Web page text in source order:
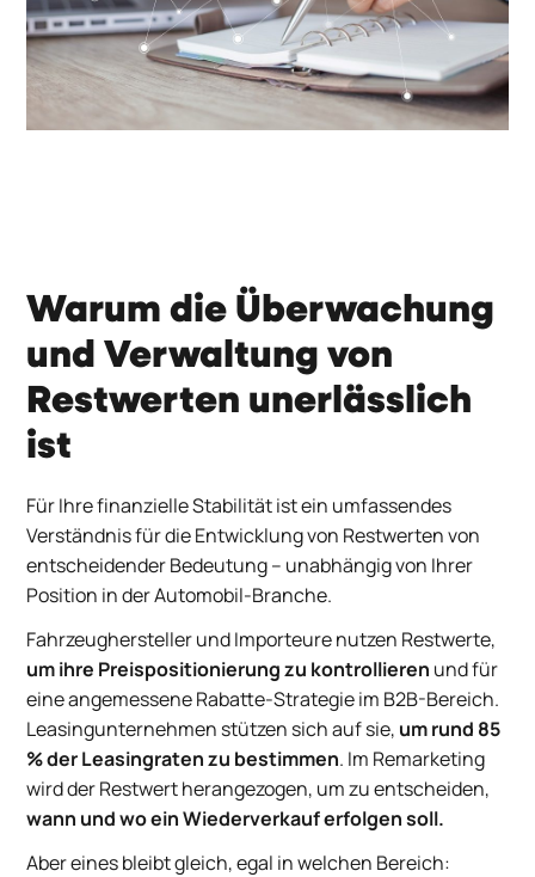
Warum die Überwachung
und Verwaltung von
Restwerten unerlässlich
ist
Für Ihre finanzielle Stabilität ist ein umfassendes
Verständnis für die Entwicklung von Restwerten von
entscheidender Bedeutung – unabhängig von Ihrer
Position in der Automobil-Branche.
Fahrzeughersteller und Importeure nutzen Restwerte,
umihre Preispositionierung zu kontrollieren und für
eine angemessene Rabatte-Strategie im B2B-Bereich.
Leasingunternehmen stützen sich auf sie, um rund 85
% der Leasingraten zu bestimmen. Im Remarketing
wird der Restwert herangezogen, um zu entscheiden,
wann und wo ein Wiederverkauf erfolgen soll.
Aber eines bleibt gleich, egal in welchen Bereich: